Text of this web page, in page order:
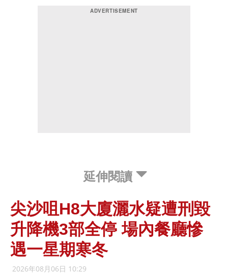
延伸閱讀
尖沙咀H8大廈灑水疑遭刑毀
升降機3部全停 場內餐廳慘
遇一星期寒冬
2026年08月06日 10:29